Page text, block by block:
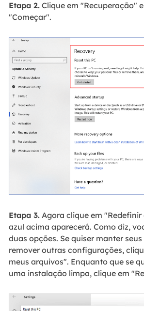
Etapa 2.Clique em "Recuperação"
"Começar".
Etapa 3.Agora clique em "Redefinir
azul acima aparecerá. Como diz,
duas opções. Se quiser manter
remover outras configurações,
meus arquivos". Enquanto que se
uma instalação limpa, clique em